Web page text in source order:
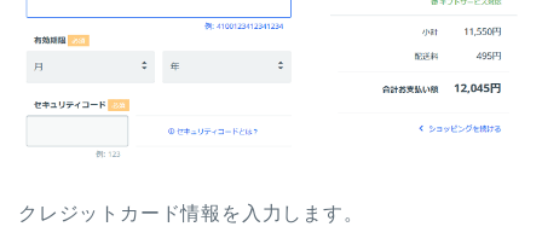
クレジットカード情報を入力します。